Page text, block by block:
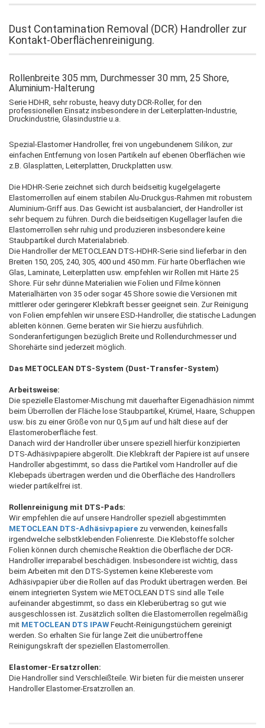
Dust Contamination Removal (DCR) Handroller zur
Kontakt-Oberflächenreinigung.
Rollenbreite 305 mm, Durchmesser 30 mm, 25 Shore,
Aluminium-Halterung
Serie HDHR, sehr robuste, heavy duty DCR-Roller, for den
professionellen Einsatz insbesondere in der Leiterplatten-Industrie,
Druckindustrie, Glasindustrie u.a.
Spezial-Elastomer Handroller, frei von ungebundenem Silikon, zur
einfachen Entfernung von losen Partikeln auf ebenen Oberflächen wie
z.B. Glasplatten, Leiterplatten, Druckplatten usw.
Die HDHR-Serie zeichnet sich durch beidseitig kugelgelagerte
Elastomerrollen auf einem stabilen Alu-Druckgus-Rahmen mit robustem
Aluminium-Griff aus. Das Gewicht ist ausbalanciert, der Handroller ist
sehr bequem zu führen. Durch die beidseitigen Kugellager laufen die
Elastomerrollen sehr ruhig und produzieren insbesondere keine
Staubpartikel durch Materialabrieb.
Die Handroller der METOCLEAN DTS-HDHR-Serie sind lieferbar in den
Breiten 150, 205, 240, 305, 400 und 450 mm. Für harte Oberflächen wie
Glas, Laminate, Leiterplatten usw. empfehlen wir Rollen mit Härte 25
Shore. Für sehr dünne Materialien wie Folien und Filme können
Materialhärten von 35 oder sogar 45 Shore sowie die Versionen mit
mittlerer oder geringerer Klebkraft besser geeignet sein. Zur Reinigung
von Folien empfehlen wir unsere ESD-Handroller, die statische Ladungen
ableiten können. Gerne beraten wir Sie hierzu ausführlich.
Sonderanfertigungen bezüglich Breite und Rollendurchmesser und
Shorehärte sind jederzeit möglich.
Das METOCLEAN DTS-System (Dust-Transfer-System)
Arbeitsweise:
Die spezielle Elastomer-Mischung mit dauerhafter Eigenadhäsion nimmt
beim Überrollen der Fläche lose Staubpartikel, Krümel, Haare, Schuppen
usw. bis zu einer Größe von nur 0,5 µm auf und hält diese auf der
Elastomeroberfläche fest.
Danach wird der Handroller über unsere speziell hierfür konzipierten
DTS-Adhäsivpapiere abgerollt. Die Klebkraft der Papiere ist auf unsere
Handroller abgestimmt, so dass die Partikel vom Handroller auf die
Klebepads übertragen werden und die Oberfläche des Handrollers
wieder partikelfrei ist.
Rollenreinigung mit DTS-Pads:
Wir empfehlen die auf unsere Handroller speziell abgestimmten
METOCLEAN DTS-Adhäsivpapiere zu verwenden, keinesfalls
irgendwelche selbstklebenden Folienreste. Die Klebstoffe solcher
Folien können durch chemische Reaktion die Oberfläche der DCR-
Handroller irreparabel beschädigen. Insbesondere ist wichtig, dass
beim Arbeiten mit den DTS-Systemen keine Klebereste vom
Adhäsivpapier über die Rollen auf das Produkt übertragen werden. Bei
einem integrierten System wie METOCLEAN DTS sind alle Teile
aufeinander abgestimmt, so dass ein Kleberübertrag so gut wie
ausgeschlossen ist. Zusätzlich sollten die Elastomerrollen regelmäßig
mit METOCLEAN DTS IPAW Feucht-Reinigungstüchern gereinigt
werden. So erhalten Sie für lange Zeit die unübertroffene
Reinigungskraft der speziellen Elastomerrollen.
Elastomer-Ersatzrollen:
Die Handroller sind Verschleißteile. Wir bieten für die meisten unserer
Handroller Elastomer-Ersatzrollen an.